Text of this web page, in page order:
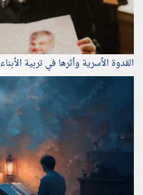
القدوة الأسرية وأثرها في تربية الأبناء